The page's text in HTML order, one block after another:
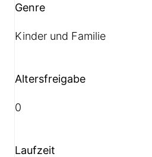
Genre
Kinder und Familie
Altersfreigabe
0
Laufzeit